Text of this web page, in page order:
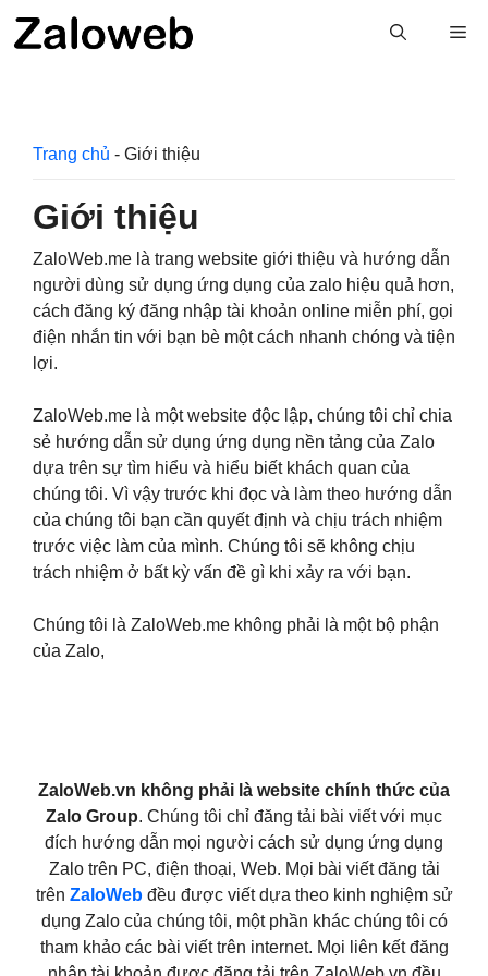
đến
Trang chủ - Giới thiệu
Giới thiệu
ZaloWeb.me là trang website giới thiệu và hướng dẫn
người dùng sử dụng ứng dụng của zalo hiệu quả hơn,
cách đăng ký đăng nhập tài khoản online miễn phí, gọi
điện nhắn tin với bạn bè một cách nhanh chóng và tiện
lợi.
ZaloWeb.me là một website độc lập, chúng tôi chỉ chia
sẻ hướng dẫn sử dụng ứng dụng nền tảng của Zalo
dựa trên sự tìm hiểu và hiểu biết khách quan của
chúng tôi. Vì vậy trước khi đọc và làm theo hướng dẫn
của chúng tôi bạn cần quyết định và chịu trách nhiệm
trước việc làm của mình. Chúng tôi sẽ không chịu
trách nhiệm ở bất kỳ vấn đề gì khi xảy ra với bạn.
Chúng tôi là ZaloWeb.me không phải là một bộ phận
của Zalo,
ZaloWeb.vn không phải là website chính thức của
Zalo Group. Chúng tôi chỉ đăng tải bài viết với mục
đích hướng dẫn mọi người cách sử dụng ứng dụng
Zalo trên PC, điện thoại, Web. Mọi bài viết đăng tải
trên ZaloWebđều được viết dựa theo kinh nghiệm sử
dụng Zalo của chúng tôi, một phần khác chúng tôi có
tham khảo các bài viết trên internet. Mọi liên kết đăng